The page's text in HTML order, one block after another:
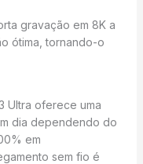
gravação em 8K a
ótima, tornando-o
Ultra oferece uma
dia dependendo do
em
sem fio é